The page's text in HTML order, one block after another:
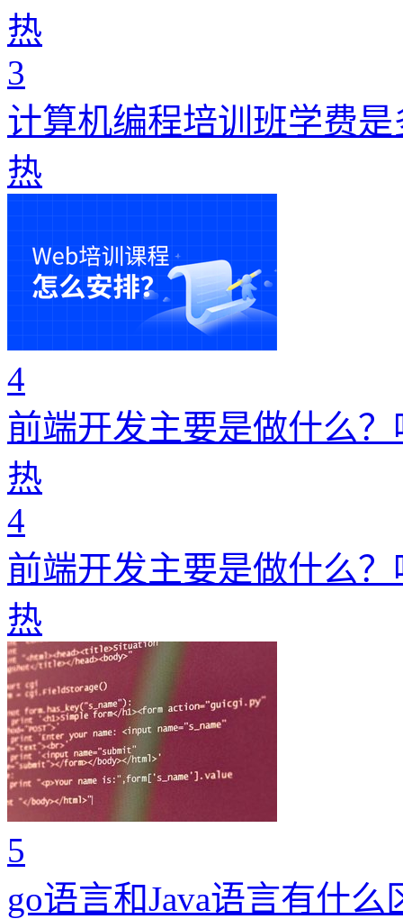
热
3
计算机编程培训班学费
热
4
前端开发主要是做什么
热
4
前端开发主要是做什么
热
5
go语言和Java语言有什么